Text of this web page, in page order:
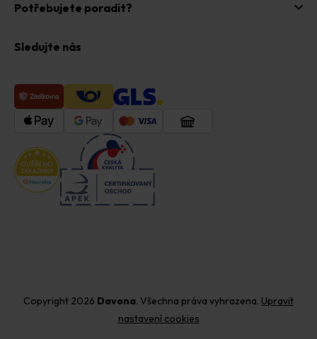
Potřebujete poradit?
Sledujte nás
Copyright 2026 Davona. Všechna práva vyhrazena. Upravit
nastavení cookies